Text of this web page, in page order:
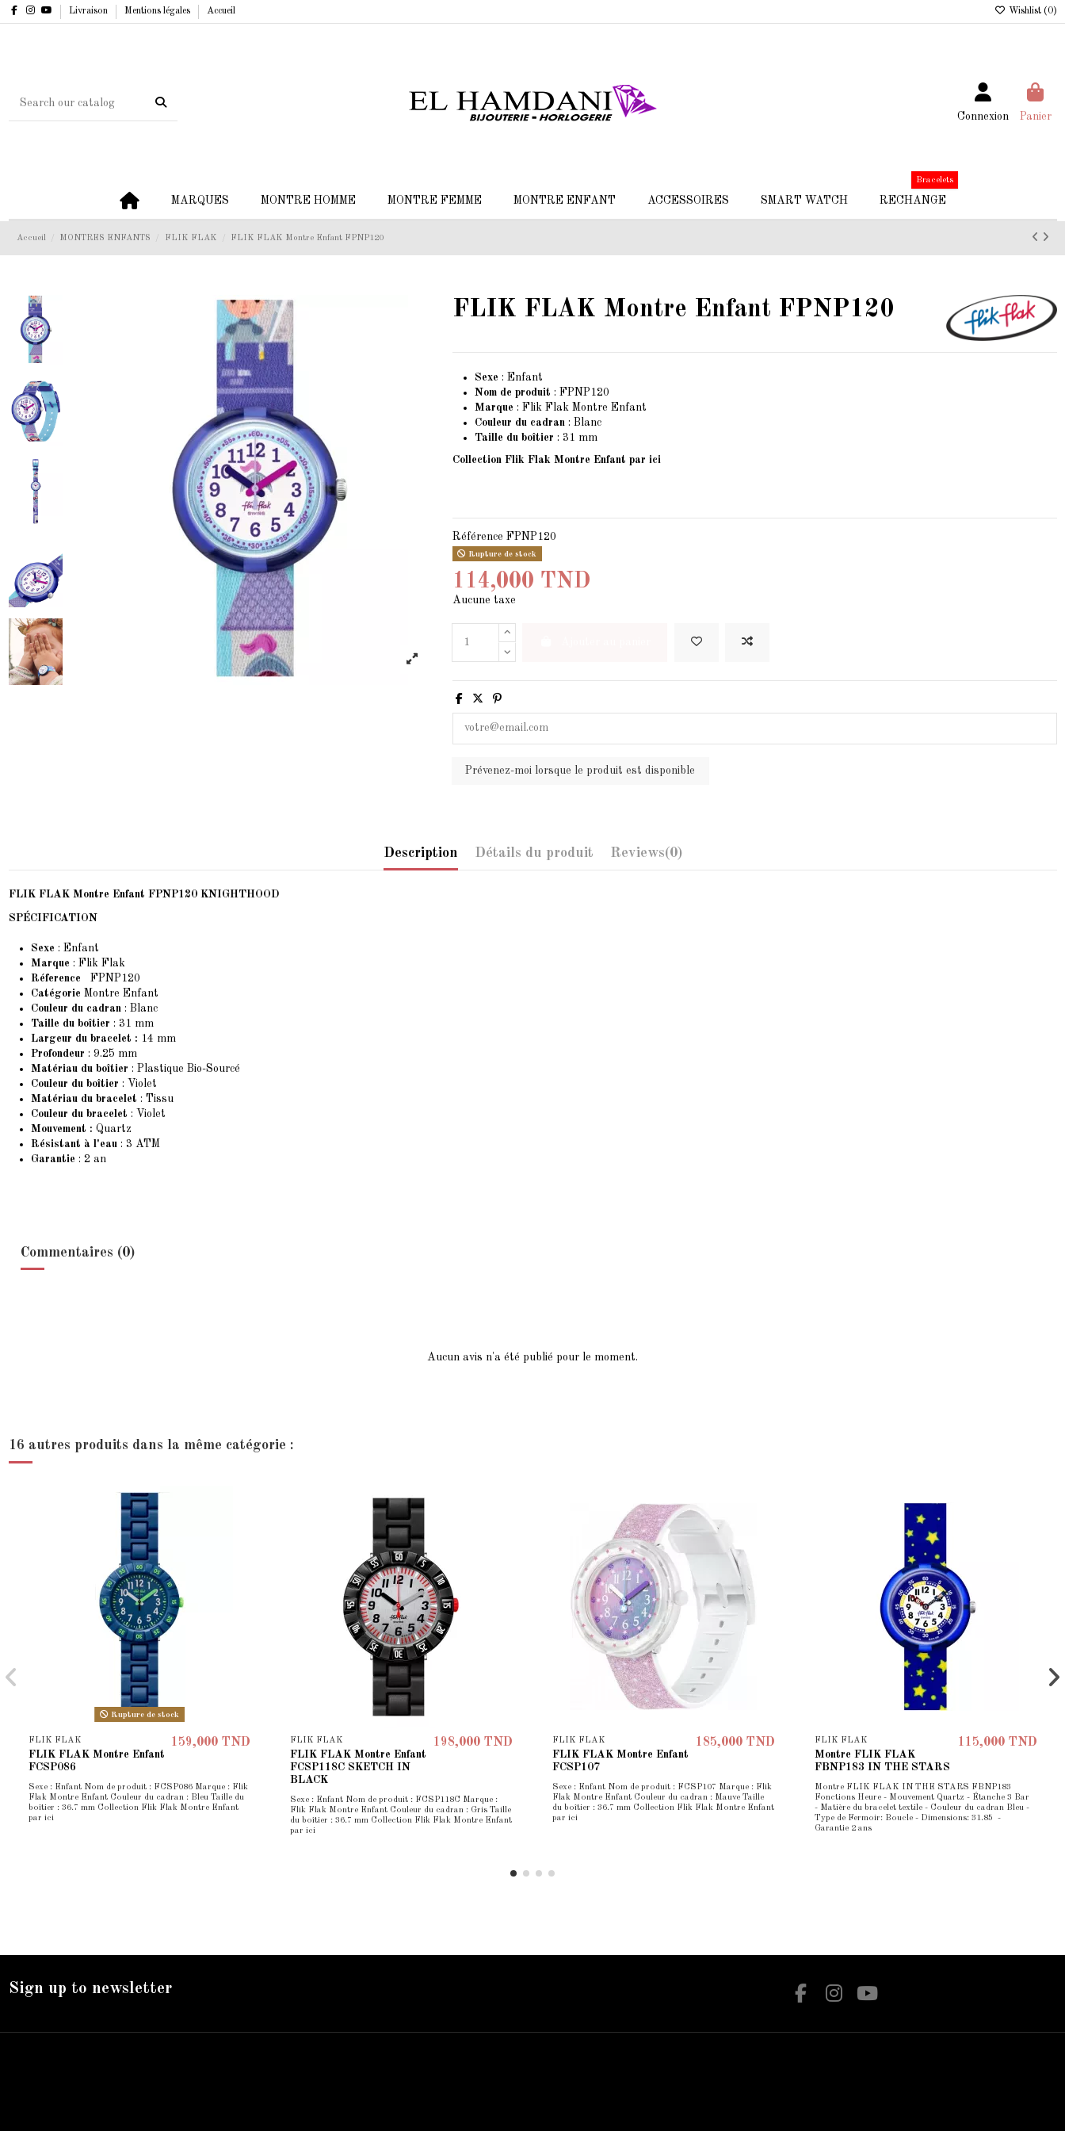
Livraison Mentions légales Accueil Wishlist (0)
Connexion Panier
MARQUES MONTRE HOMME MONTRE FEMME MONTRE ENFANT ACCESSOIRES SMART WATCH RECHANGE
Bracelets
Accueil MONTRES ENFANTS FLIK FLAK FLIK FLAK Montre Enfant FPNP120
FLIK FLAK Montre Enfant FPNP120
Sexe : Enfant
Nom de produit : FPNP120
Marque : Flik Flak Montre Enfant
Couleur du cadran: Blanc
Taille du boîtier : 31 mm
Collection Flik Flak Montre Enfant par ici
Référence FPNP120
Rupture de stock
114,000 TND
Aucune taxe
Description Détails du produit Reviews(0)
FLIK FLAK Montre Enfant FPNP120 KNIGHTHOOD
SPÉCIFICATION
Sexe : Enfant
Marque : Flik Flak
Réference
FPNP120
Catégorie Montre Enfant
Couleur du cadran: Blanc
Taille du boîtier : 31 mm
Largeur du bracelet : 14 mm
Profondeur : 9.25 mm
Matériau du boîtier : Plastique Bio-Sourcé
Couleur du boîtier : Violet
Matériau du bracelet : Tissu
Couleur du bracelet : Violet
Mouvement : Quartz
Résistant à l'eau: 3 ATM
Garantie : 2 an
Commentaires (0)
Aucun avis n'a été publié pour le moment.
16 autres produits dans la même catégorie :
Rupture de stock
FLIK FLAK
FLIK FLAK Montre Enfant
FCSP086
159,000 TND
Sexe : Enfant Nom de produit : FCSP086 Marque : Flik
Flak Montre Enfant Couleur du cadran : Bleu Taille du
boîtier : 36.7 mm Collection Flik Flak Montre Enfant
par ici
FLIK FLAK
FLIK FLAK Montre Enfant
FCSP118C SKETCH IN
BLACK
198,000 TND
Sexe : Enfant Nom de produit : FCSP118C Marque :
Flik Flak Montre Enfant Couleur du cadran : Gris Taille
du boîtier : 36.7 mm Collection Flik Flak Montre Enfant
par ici
FLIK FLAK
FLIK FLAK Montre Enfant
FCSP107
185,000 TND
Sexe : Enfant Nom de produit : FCSP107 Marque : Flik
Flak Montre Enfant Couleur du cadran : Mauve Taille
du boîtier : 36.7 mm Collection Flik Flak Montre Enfant
par ici
FLIK FLAK
Montre FLIK FLAK
FBNP183 IN THE STARS
115,000 TND
Montre FLIK FLAK IN THE STARS FBNP183
Fonctions Heure - Mouvement Quartz - Étanche 3 Bar
- Matière du bracelet textile - Couleur du cadran Bleu -
Type de Fermoir: Boucle - Dimensions: 31.85 -
Garantie 2 ans
Sign up to newsletter